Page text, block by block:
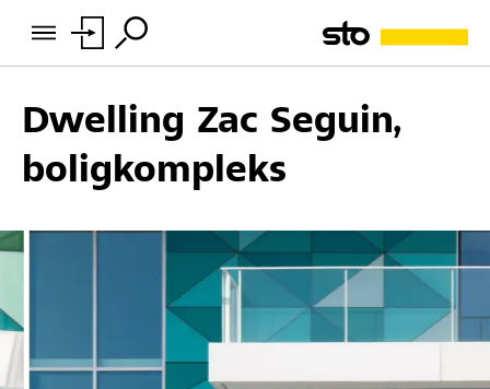
Dwelling Zac Seguin,
boligkompleks